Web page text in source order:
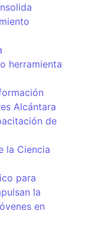
herramienta
Alcántara
de
la Ciencia
para
la
en